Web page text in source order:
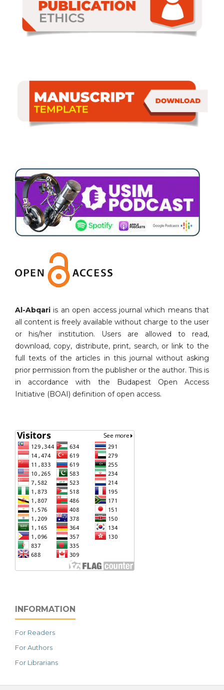
Al-Abqari is an open access journal which means that
all content is freely available without charge to the user
or his/her institution. Users are allowed to read,
download, copy, distribute, print, search, or link to the
full texts of the articles in this journal without asking
prior permission from the publisher or the author. This is
in accordance with the Budapest Open Access
Initiative (BOAI) definition of open access.
INFORMATION
For Readers
For Authors
For Librarians